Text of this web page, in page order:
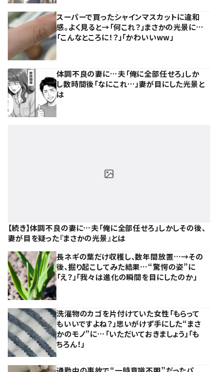
スーパーで買ったシャインマスカットに違和
感。よく見ると→「何これ？」まさかの光景に…
「こんなところに！？」「かわいいww」
体調不良の妻に…夫「俺に全部任せろ」しか
し数時間後「なにこれ…」妻が目にした光景と
は
【続き】体調不良の妻に…夫「俺に全部任せろ」しかしその後、
妻が目を疑った『まさかの光景』とは
長ネギの葉だけ収穫し、数年間放置…→その
後、掘り起こしてみた結果…“驚愕の姿”に
「え？」「我々は進化の瞬間を目にしたのか」
洗濯物のカゴを片付けていた女性「もらって
もいいですよね？」思いがけず手にした“まさ
かのモノ”に…「いただいておきましょう」「も
ちろん！」